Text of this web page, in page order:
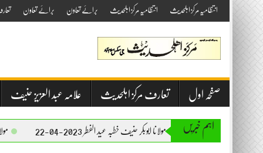
Skip
to
content
انتظامیہ مرکز اہلحدیث انتظامیہ مرکز اہلحدیث برائے تعاون برائے تعاون
صفحہ اول تعارف مرکز اہلحدیث علامہ عبد العزیز حنیف
اہم خبریں
مولانا ابوبکر حنیف خطبہ عید الفطر 2023-04-22 مولانا ابوبکر حنیف